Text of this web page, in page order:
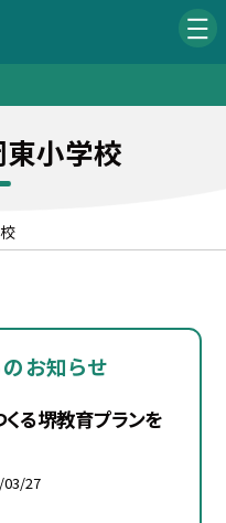
小学校
お知らせ
堺教育プランを
03/27